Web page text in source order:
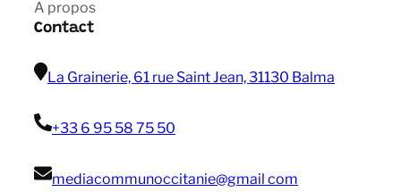
A propos
Contact
La Grainerie, 61 rue Saint Jean, 31130 Balma
+33 6 95 58 75 50
mediacommunoccitanie@gmail com